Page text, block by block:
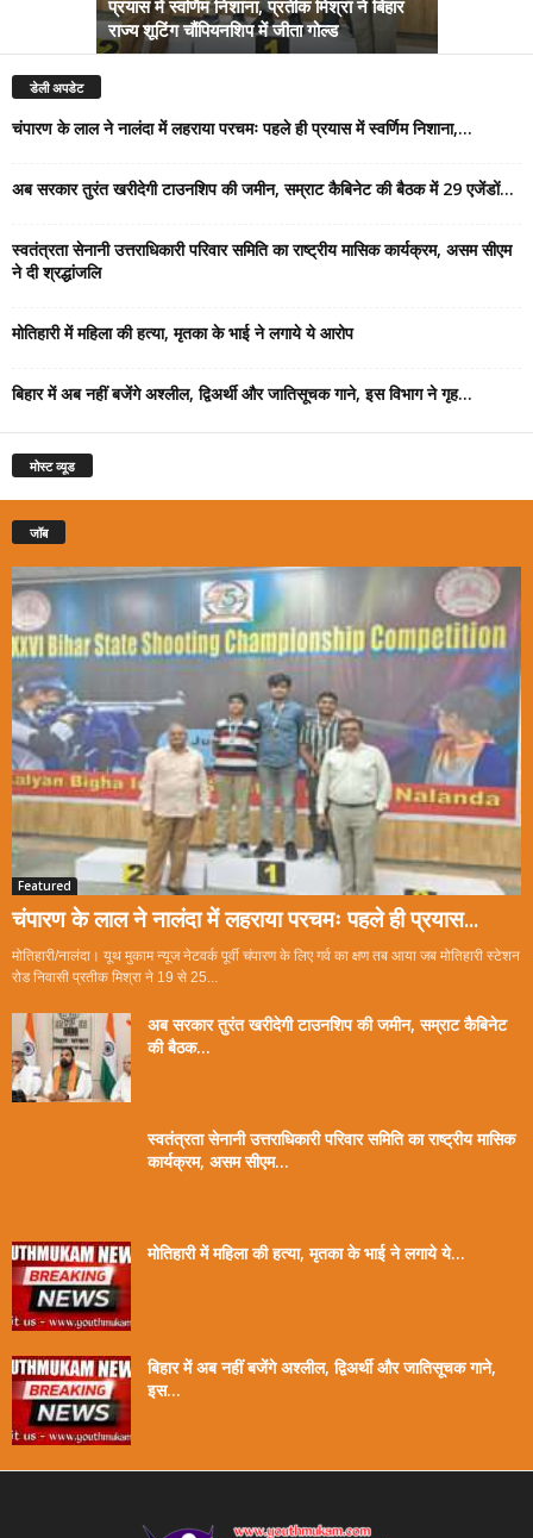
प्रयास में स्वर्णिम निशाना, प्रतीक मिश्रा ने बिहार
राज्य शूटिंग चौंपियनशिप में जीता गोल्ड
डेली अपडेट
चंपारण के लाल ने नालंदा में लहराया परचमः पहले ही प्रयास में स्वर्णिम निशाना,...
अब सरकार तुरंत खरीदेगी टाउनशिप की जमीन, सम्राट कैबिनेट की बैठक में 29 एजेंडों...
स्वतंत्रता सेनानी उत्तराधिकारी परिवार समिति का राष्ट्रीय मासिक कार्यक्रम, असम सीएम
ने दी श्रद्धांजलि
मोतिहारी में महिला की हत्या, मृतका के भाई ने लगाये ये आरोप
बिहार में अब नहीं बजेंगे अश्लील, द्विअर्थी और जातिसूचक गाने, इस विभाग ने गृह...
मोस्ट व्यूड
जॉब
Featured
चंपारण के लाल ने नालंदा में लहराया परचमः पहले ही प्रयास...
मोतिहारी/नालंदा। यूथ मुकाम न्यूज नेटवर्क पूर्वी चंपारण के लिए गर्व का क्षण तब आया जब मोतिहारी स्टेशन
रोड निवासी प्रतीक मिश्रा ने 19 से 25...
अब सरकार तुरंत खरीदेगी टाउनशिप की जमीन, सम्राट कैबिनेट
की बैठक...
स्वतंत्रता सेनानी उत्तराधिकारी परिवार समिति का राष्ट्रीय मासिक
कार्यक्रम, असम सीएम...
मोतिहारी में महिला की हत्या, मृतका के भाई ने लगाये ये...
बिहार में अब नहीं बजेंगे अश्लील, द्विअर्थी और जातिसूचक गाने,
इस...